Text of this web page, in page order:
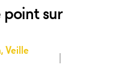
point sur
,Veille